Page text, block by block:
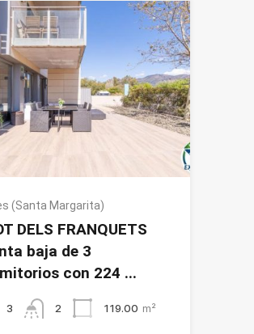
(Santa Margarita)
DELS FRANQUETS
baja de 3
con 224 ...
3 2 119.00 m²